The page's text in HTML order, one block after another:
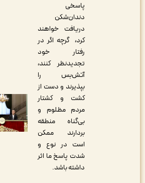
دندان‌شکن
دریافت خواهند
کرد، گرچه اگر در
رفتار خود
تجدیدنظر کنند،
‌آتش‌بس را
بپذیرند و دست از
کشت و کشتار
مردم مظلوم و
بی‌گناه منطقه
بردارند ممکن
است در نوع و
شدت پاسخ ما اثر
داشته باشد.